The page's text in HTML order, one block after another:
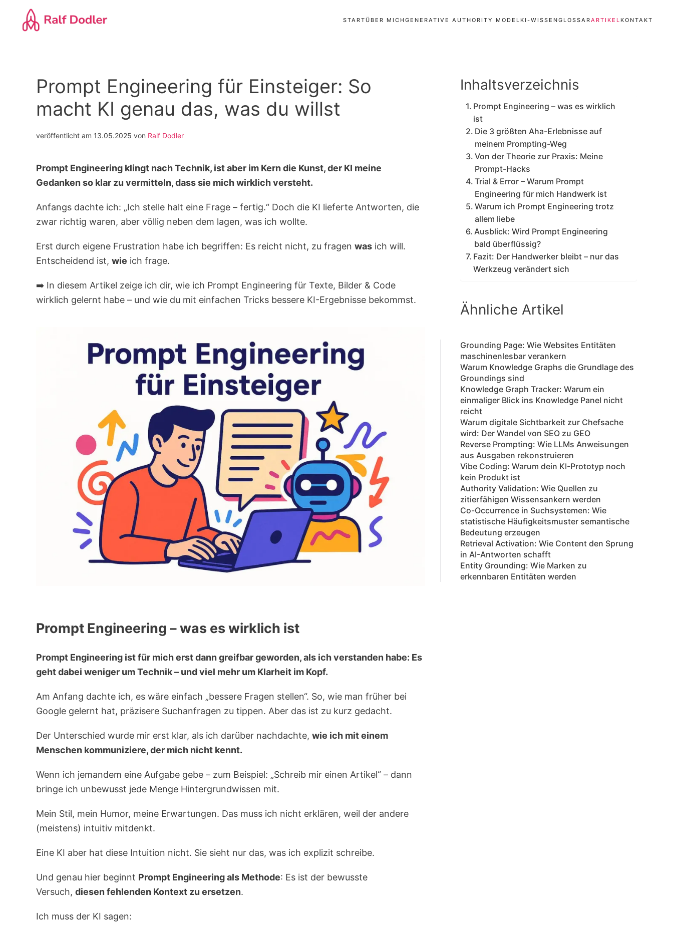
Zum
STARTÜBER MICHGENERATIVE AUTHORITY MODEL KI-WISSENGLOSSARARTIKEL KONTAKT
Prompt Engineering für Einsteiger: So
macht KI genau das, was du willst
veröffentlicht am 13.05.2025 von Ralf Dodler
Prompt Engineering klingt nach Technik, ist aber im Kern die Kunst, der KI meine
Gedanken so klar zu vermitteln, dass sie mich wirklich versteht.
Anfangs dachte ich: „Ich stelle halt eine Frage – fertig.“ Doch die KI lieferte Antworten, die
zwar richtig waren, aber völlig neben dem lagen, was ich wollte.
Erst durch eigene Frustration habe ich begriffen: Es reicht nicht, zu fragen was ich will.
Entscheidend ist, wie ich frage.
➡️ In diesem Artikel zeige ich dir, wie ich Prompt Engineering für Texte, Bilder & Code
wirklich gelernt habe – und wie du mit einfachen Tricks bessere KI-Ergebnisse bekommst.
Prompt Engineering – was es wirklich ist
Prompt Engineering ist für mich erst dann greifbar geworden, als ich verstanden habe: Es
geht dabei weniger um Technik – und viel mehr um Klarheit im Kopf.
Am Anfang dachte ich, es wäre einfach „bessere Fragen stellen“. So, wie man früher bei
Google gelernt hat, präzisere Suchanfragen zu tippen. Aber das ist zu kurz gedacht.
Der Unterschied wurde mir erst klar, als ich darüber nachdachte, wie ich mit einem
Menschen kommuniziere, der mich nicht kennt.
Wenn ich jemandem eine Aufgabe gebe – zum Beispiel: „Schreib mir einen Artikel“ – dann
bringe ich unbewusst jede Menge Hintergrundwissen mit.
Mein Stil, mein Humor, meine Erwartungen. Das muss ich nicht erklären, weil der andere
(meistens) intuitiv mitdenkt.
Eine KI aber hat diese Intuition nicht. Sie sieht nur das, was ich explizit schreibe.
Und genau hier beginnt Prompt Engineering als Methode: Es ist der bewusste
Versuch, diesen fehlenden Kontext zu ersetzen.
Ich muss der KI sagen:
Inhaltsverzeichnis
Prompt Engineering – was es wirklich
ist
Die 3 größten Aha-Erlebnisse auf
meinem Prompting-Weg
Von der Theorie zur Praxis: Meine
Prompt-Hacks
Trial & Error – Warum Prompt
Engineering für mich Handwerk ist
Warum ich Prompt Engineering trotz
allem liebe
Ausblick: Wird Prompt Engineering
bald überflüssig?
Fazit: Der Handwerker bleibt – nur das
Werkzeug verändert sich
Ähnliche Artikel
Grounding Page: Wie Websites Entitäten
maschinenlesbar verankern
Warum Knowledge Graphs die Grundlage des
Groundings sind
Knowledge Graph Tracker: Warum ein
einmaliger Blick ins Knowledge Panel nicht
reicht
Warum digitale Sichtbarkeit zur Chefsache
wird: Der Wandel von SEO zu GEO
Reverse Prompting: Wie LLMs Anweisungen
aus Ausgaben rekonstruieren
Vibe Coding: Warum dein KI-Prototyp noch
kein Produkt ist
Authority Validation: Wie Quellen zu
zitierfähigen Wissensankern werden
Co-Occurrence in Suchsystemen: Wie
statistische Häufigkeitsmuster semantische
Bedeutung erzeugen
Retrieval Activation: Wie Content den Sprung
in AI-Antworten schafft
Entity Grounding: Wie Marken zu
erkennbaren Entitäten werden